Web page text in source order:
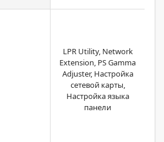
LPR Utility, Network
Extension, PS Gamma
Adjuster, Настройка
сетевой карты,
Настройка языка
панели